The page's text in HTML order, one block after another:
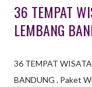
36 TEMPAT
LEMBANG
36 TEMPAT
BANDUNG . Paket